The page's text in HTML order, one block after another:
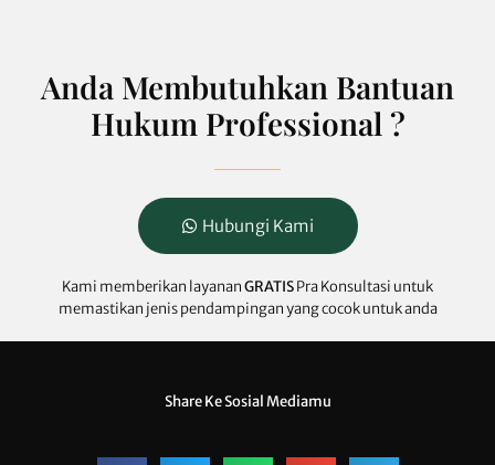
Anda Membutuhkan Bantuan
Hukum Professional ?
Hubungi Kami
Kami memberikan layananGRATISPra Konsultasi untuk
memastikan jenis pendampingan yang cocok untuk anda
Share Ke Sosial Mediamu